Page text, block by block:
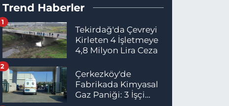
Trend Haberler
Tekirdağ'da Çevreyi
Kirleten 4 İşletmeye
4,8 Milyon Lira Ceza
1
Çerkezköy'de
Fabrikada Kimyasal
Gaz Paniği: 3 İşçi
2